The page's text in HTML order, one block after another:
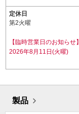
定休日
第2火曜
【臨時営業日のお知らせ】
2026年8月11日(火曜)
製品